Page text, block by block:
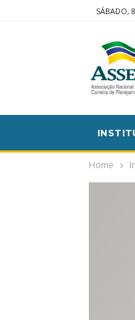
SÁBADO,
Home